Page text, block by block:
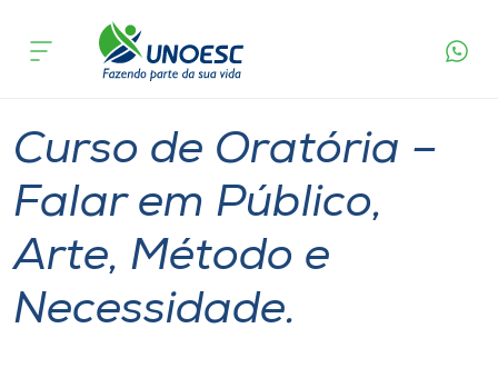
Cursos
Pesquisa
Atendimento ao Estudante
Portal de Ensino
acontece
Curso de Oratória –
Falar em Público,
Arte, Método e
Necessidade.